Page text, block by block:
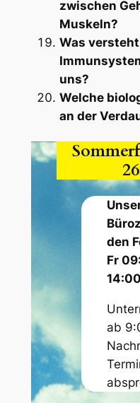
zwischen
Muskeln?
Was
uns?
Welche
an der
den
Fr
14:00
ab